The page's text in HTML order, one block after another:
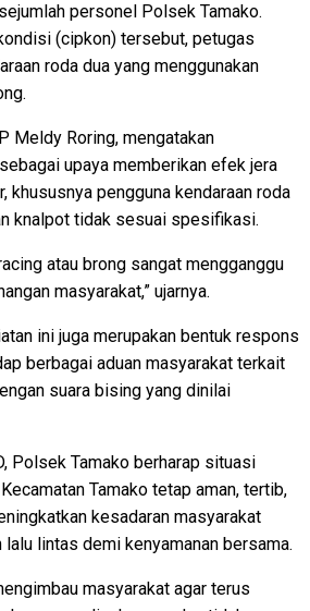
personel Polsek Tamako.
(cipkon) tersebut, petugas
roda dua yang menggunakan
Meldy Roring, mengatakan
upaya memberikan efek jera
khususnya pengguna kendaraan roda
knalpot tidak sesuai spesifikasi.
atau brong sangat mengganggu
masyarakat,” ujarnya.
ini juga merupakan bentuk respons
berbagai aduan masyarakat terkait
suara bising yang dinilai
Polsek Tamako berharap situasi
Tamako tetap aman, tertib,
kesadaran masyarakat
lalu lintas demi kenyamanan bersama.
masyarakat agar terus